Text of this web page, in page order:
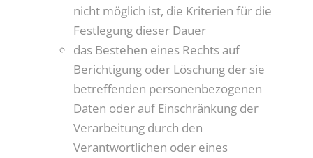
nicht möglich ist, die Kriterien für die
Festlegung dieser Dauer
das Bestehen eines Rechts auf
Berichtigung oder Löschung der sie
betreffenden personenbezogenen
Daten oder auf Einschränkung der
Verarbeitung durch den
Verantwortlichen oder eines